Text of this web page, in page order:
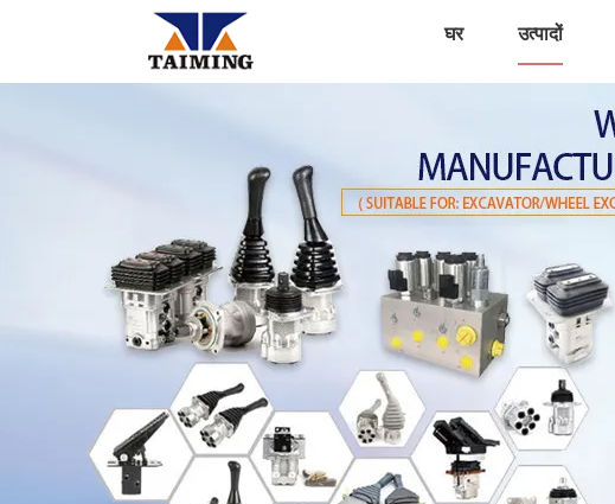
घर उत्पादों